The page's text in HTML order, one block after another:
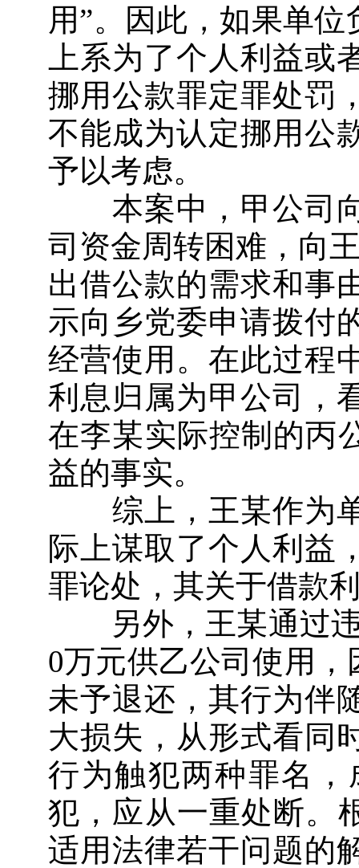
用”。因此，如果单
上系为了个人利益
挪用公款罪定罪处罚
不能成为认定挪用公
予以考虑。
本案中，甲公司向
司资金周转困难，向
出借公款的需求和事
示向乡党委申请拨付
经营使用。在此过程
利息归属为甲公司，
在李某实际控制的丙
益的事实。
综上，王某作为单
际上谋取了个人利益
罪论处，其关于借款
另外，王某通过违
0万元供乙公司使用
未予退还，其行为伴
大损失，从形式看同
行为触犯两种罪名
犯，应从一重处断。
适用法律若干问题的